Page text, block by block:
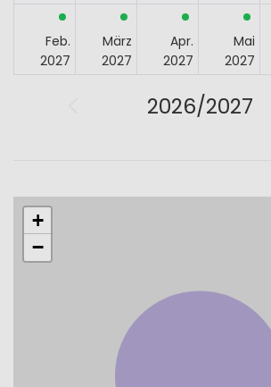
Feb.
2027
März
2027
Apr.
2027
Mai
2027
2026/2027
+
−